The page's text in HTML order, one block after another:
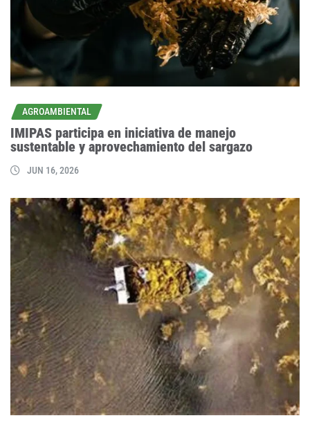
AGROAMBIENTAL
IMIPAS participa en iniciativa de manejo
sustentable y aprovechamiento del sargazo
JUN 16, 2026